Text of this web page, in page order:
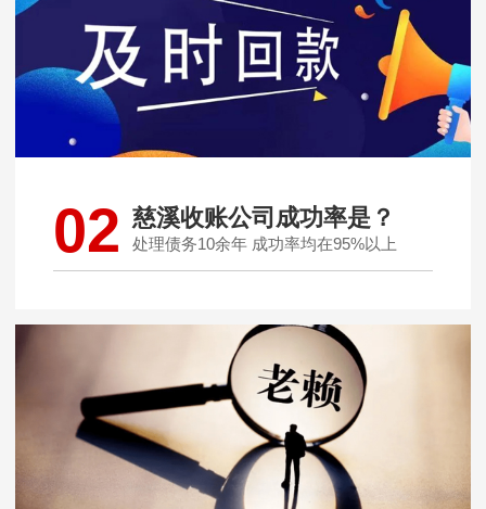
02 慈溪收账公司成功率是？
处理债务10余年 成功率均在95%以上